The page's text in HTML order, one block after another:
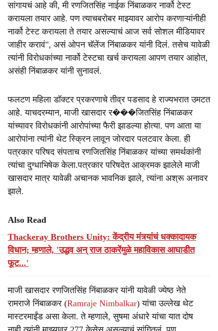
सांगायचं आहे की, मी रणजितसिंह नाईक निंबाळकर नार्को टेस्ट
करायला तयार आहे. पण त्याचबरोबर माझ्यावर आरोप करणाऱ्यांनीही
नार्को टेस्ट करायला ते तयार असल्याचं आज सर्व सोशल मीडियावर
जाहीर करावं", असं ओपन चॅलेंज निंबाळकर यांनी दिलं. तसेच यावेळी
त्यांनी विरोधकांच्या नार्को टेस्टचा खर्च करायला आपण तयार आहोत,
असंही निंबाळकर यांनी सुनावलं.
फलटण महिला डॉक्टर प्रकरणाचे तीव्र पडसाद हे राज्यभरात उमटत
आहे. याचदरम्यान, माजी खासदार र���जितसिंह निंबाळकर
यांच्यावर विरोधकांनी आरोपांच्या फैरी झाडल्या होत्या. पण आता या
आरोपांना त्यांनी थेट स्क्रिन लावून जोरदार पलटवार केला. ही
पत्रकार परिषद संपताच रणजितसिंह निंबाळकर यांच्या समर्थकांनी
त्यांचा दुग्धाभिषेक केला.पत्रकार परिषदेत आक्रमक झालेले माजी
खासदार मात्र यावेळी अचानक भावनिक झाले, त्यांना अश्रू अनावर
झाले.
Also Read
Thackeray Brothers Unity: केंद्रीय मंत्र्यांचं धक्कादायक
विधान; म्हणाले, 'उद्धव अन् राज ठाकरेंमुळे महाविकास आघाडीत
फूट...'
माजी खासदार रणजितसिंह निंबाळकर यांनी यावेळी ज्येष्ठ नेते
रामराजे निंबाळकर (Ramraje Nimbalkar) यांचा उल्लेख थेट
मास्टरमाईंड असा केला. ते म्हणाले, सुषमा अंधारे यांचा यात दोष